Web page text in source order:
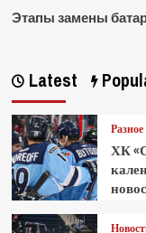
Этапы замены
Latest
Разное
ХК